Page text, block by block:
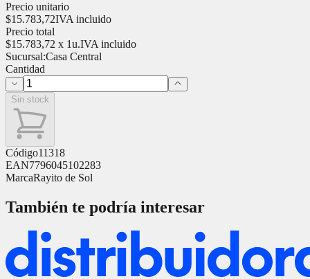
Precio unitario
$15.783,72IVA incluido
Precio total
$15.783,72 x 1u.IVA incluido
Sucursal:Casa Central
Cantidad
Sin stock
Código11318
EAN7796045102283
MarcaRayito de Sol
También te podría interesar